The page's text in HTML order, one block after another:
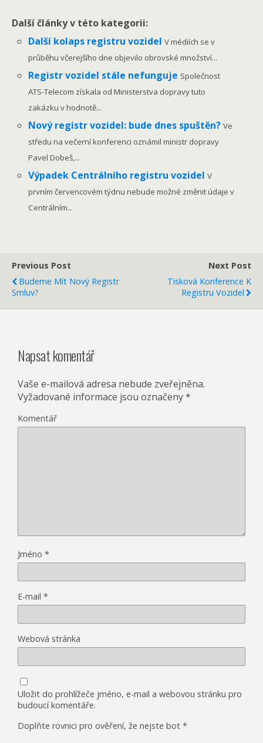
Další články v této kategorii:
Další kolaps registru vozidelV médiích se v
průběhu včerejšího dne objevilo obrovské množství...
Registr vozidel stále nefunguje Společnost
ATS-Telecom získala od Ministerstva dopravy tuto
zakázku v hodnotě...
Nový registr vozidel: bude dnes spuštěn?Ve
středu na večerní konferenci oznámil ministr dopravy
Pavel Dobeš,...
Výpadek Centrálního registru vozidelV
prvním červencovém týdnu nebude možné změnit údaje v
Centrálním...
Previous Post
Budeme Mít Nový Registr
Smluv?
Next Post
Tisková Konference K
Registru Vozidel
Napsat komentář
Vaše e-mailová adresa nebude zveřejněna.
Vyžadované informace jsou označeny*
Komentář
Jméno *
E-mail *
Webová stránka
Uložit do prohlížeče jméno, e-mail a webovou stránku pro
budoucí komentáře.
Doplňte rovnici pro ověření, že nejste bot *